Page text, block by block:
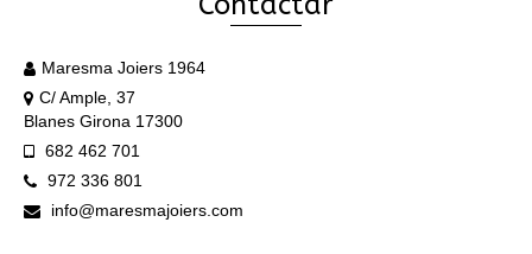
Maresma Joiers 1964
C/ Ample, 37
Blanes Girona 17300
682 462 701
972 336 801
info@maresmajoiers.com